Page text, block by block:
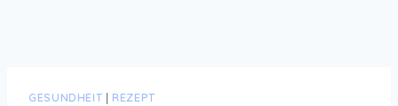
GESUNDHEIT| REZEPT